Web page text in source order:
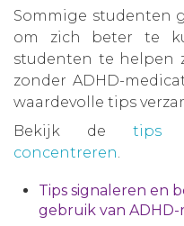
Sommige studenten
om zich beter te
studenten te helpen
zonder ADHD-
waardevolle tips
Bekijk de tips
concentreren.
Tips signaleren en
gebruik van ADHD-